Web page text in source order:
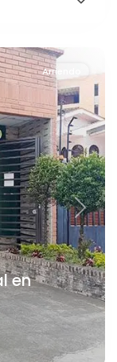
Arriendo
Next
en